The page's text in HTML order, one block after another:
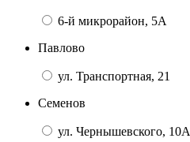
6-й микрорайон, 5А
Павлово
ул. Транспортная, 21
Семенов
ул. Чернышевского, 10А